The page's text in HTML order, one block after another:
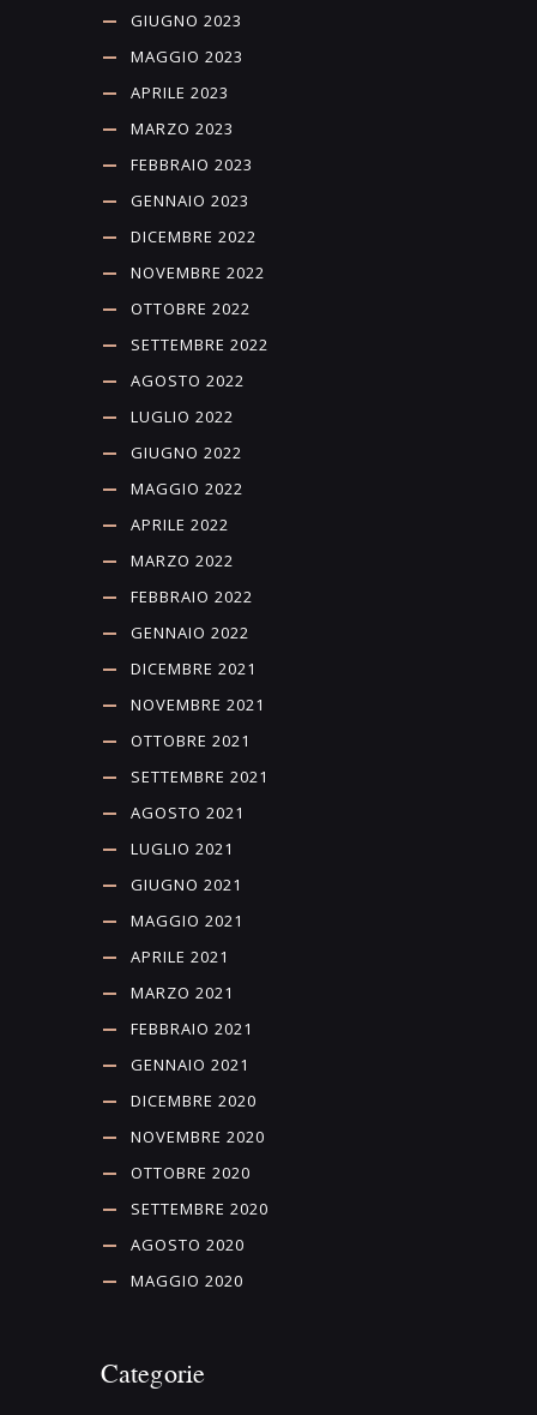
GIUGNO 2023
MAGGIO 2023
APRILE 2023
MARZO 2023
FEBBRAIO 2023
GENNAIO 2023
DICEMBRE 2022
NOVEMBRE 2022
OTTOBRE 2022
SETTEMBRE 2022
AGOSTO 2022
LUGLIO 2022
GIUGNO 2022
MAGGIO 2022
APRILE 2022
MARZO 2022
FEBBRAIO 2022
GENNAIO 2022
DICEMBRE 2021
NOVEMBRE 2021
OTTOBRE 2021
SETTEMBRE 2021
AGOSTO 2021
LUGLIO 2021
GIUGNO 2021
MAGGIO 2021
APRILE 2021
MARZO 2021
FEBBRAIO 2021
GENNAIO 2021
DICEMBRE 2020
NOVEMBRE 2020
OTTOBRE 2020
SETTEMBRE 2020
AGOSTO 2020
MAGGIO 2020
Categorie